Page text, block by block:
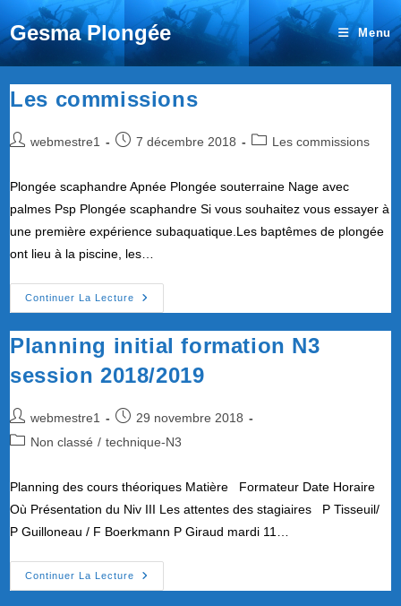
Gesma Plongée Menu
Les commissions
Auteur/autrice
publication :
webmestre1
Publication
7 décembre 2018
PostLes commissions
Plongée scaphandre Apnée Plongée souterraine Nage avec
palmes Psp Plongée scaphandre Si vous souhaitez vous essayer à
une première expérience subaquatique.Les baptêmes de plongée
ont lieu à la piscine, les…
Continuer La Lecture
Les
Commissions
Planning initial formation N3
session 2018/2019
Auteur/autrice
de
webmestre1
Publication
publiée :
29 novembre 2018
PostNon classé / technique-N3
Planning des cours théoriques Matière Formateur Date Horaire
Où Présentation du Niv III Les attentes des stagiaires P Tisseuil/
P Guilloneau / F Boerkmann P Giraud mardi 11…
Continuer La Lecture
Planning
Initial